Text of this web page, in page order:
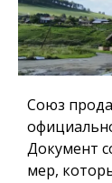
Союз
Документ
мер,